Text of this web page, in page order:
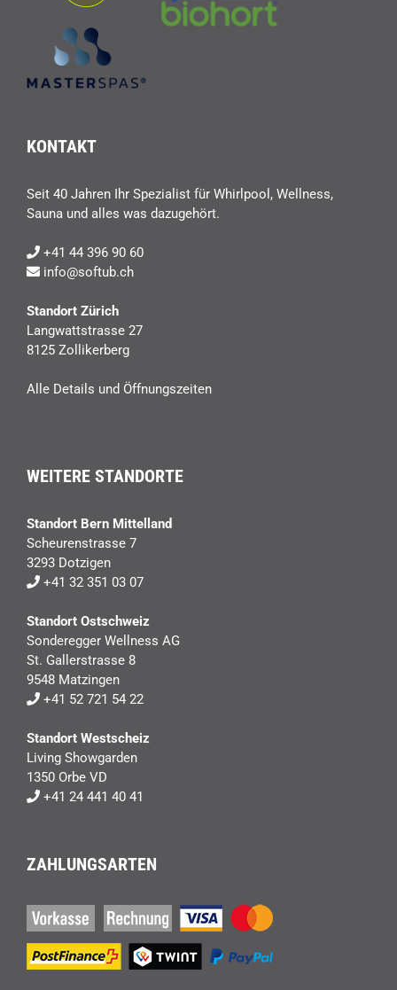
KONTAKT
Seit 40 Jahren Ihr Spezialist für Whirlpool, Wellness,
Sauna und alles was dazugehört.
+41 44 396 90 60
info@softub.ch
Standort Zürich
Langwattstrasse 27
8125 Zollikerberg
Alle Details und Öffnungszeiten
WEITERE STANDORTE
Standort Bern Mittelland
Scheurenstrasse 7
3293 Dotzigen
+41 32 351 03 07
Standort Ostschweiz
Sonderegger Wellness AG
St. Gallerstrasse 8
9548 Matzingen
+41 52 721 54 22
Standort Westscheiz
Living Showgarden
1350 Orbe VD
+41 24 441 40 41
ZAHLUNGSARTEN